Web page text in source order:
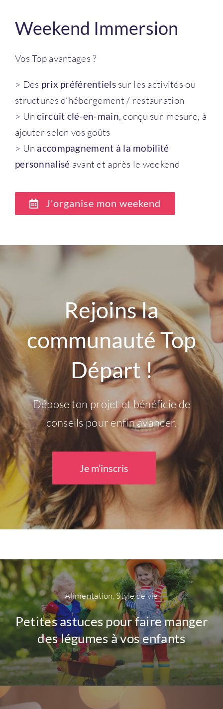
Weekend Immersion
Vos Top avantages ?
> Des prix préférentielssur les activités ou
structures d’hébergement / restauration
> Uncircuit clé-en-main, conçu sur-mesure, à
ajouter selon vos goûts
> Un accompagnement à la mobilité
personnalisé avant et après le weekend
J'organise mon weekend
Rejoins la
communauté Top
Départ !
Dépose ton projet et bénéficie de
conseils pour enfin avancer.
Je m’inscris
Alimentation ,Style de vie
Petites astuces pour faire manger
des légumes à vos enfants